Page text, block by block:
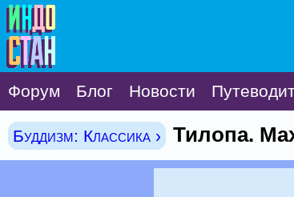
Форум Блог Новости
Буддизм: Классика › Тилопа.